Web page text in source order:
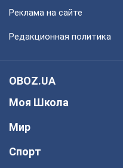
Реклама на сайте
Редакционная политика
OBOZ.UA
Моя Школа
Мир
Спорт